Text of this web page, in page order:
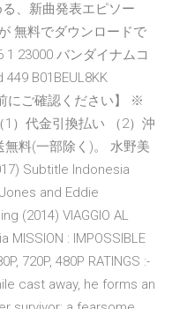
、新曲発表エピソー
無料でダウンロードで
23000 バンダイナムコ
B01BEUL8KK
にご確認ください】 ※
）代金引換払い （2）沖
料(一部除く)。 水野美
Subtitle Indonesia
and Eddie
(2014) VIAGGIO AL
MISSION : IMPOSSIBLE
720P, 480P RATINGS :-
cast away, he forms an